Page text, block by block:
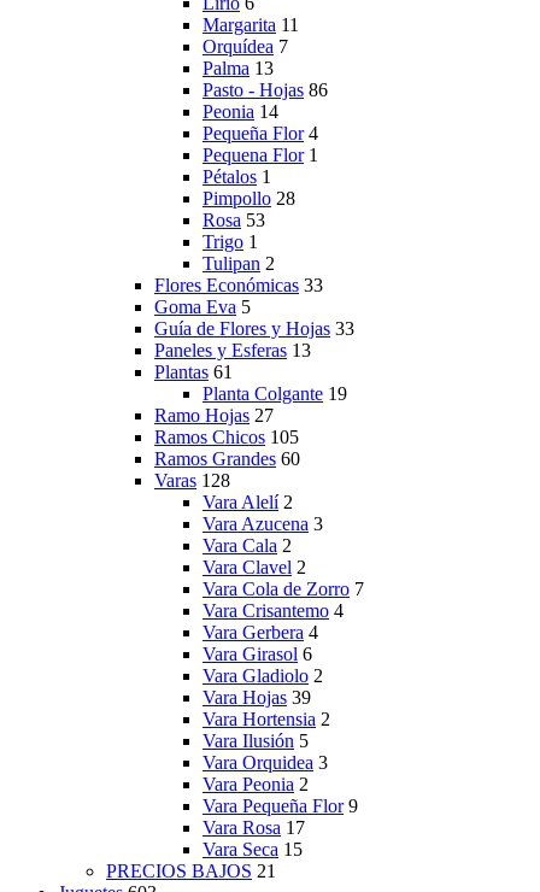
Margarita 11
Orquídea 7
Palma 13
Pasto - Hojas 86
Peonia 14
Pequeña Flor 4
Pequena Flor 1
Pétalos 1
Pimpollo 28
Rosa 53
Trigo 1
Tulipan 2
Flores Económicas 33
Goma Eva 5
Guía de Flores y Hojas 33
Paneles y Esferas 13
Plantas 61
Planta Colgante 19
Ramo Hojas 27
Ramos Chicos 105
Ramos Grandes 60
Varas 128
Vara Alelí 2
Vara Azucena 3
Vara Cala 2
Vara Clavel 2
Vara Cola de Zorro 7
Vara Crisantemo 4
Vara Gerbera 4
Vara Girasol 6
Vara Gladiolo 2
Vara Hojas 39
Vara Hortensia 2
Vara Ilusión 5
Vara Orquidea 3
Vara Peonia 2
Vara Pequeña Flor 9
Vara Rosa 17
Vara Seca 15
PRECIOS BAJOS 21